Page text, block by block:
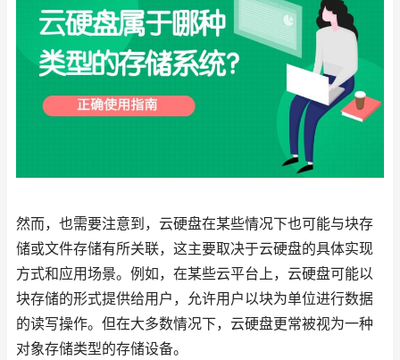
然而，也需要注意到，云硬盘在某些情况下也可能与块存
储或文件存储有所关联，这主要取决于云硬盘的具体实现
方式和应用场景。例如，在某些云平台上，云硬盘可能以
块存储的形式提供给用户，允许用户以块为单位进行数据
的读写操作。但在大多数情况下，云硬盘更常被视为一种
对象存储类型的存储设备。